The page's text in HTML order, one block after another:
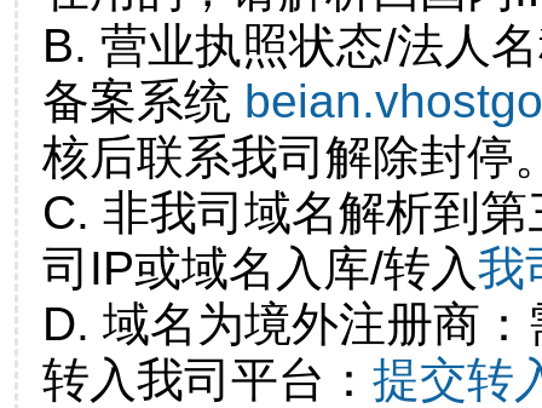
B. 营业执照状态/法人
备案系统
核后联系我司解除封停
C. 非我司域名解析到
司IP或域名入库/转入我
D. 域名为境外注册商
转入我司平台： 提交转